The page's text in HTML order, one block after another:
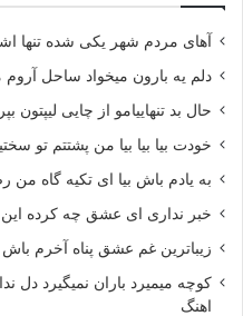
آهای مردم شهر یکی شده تنها
دلم یه بارون میخواد ساحل آروم
حال بد تنهاییامو از چایی لیپتون
خودت بیا بیا بیا من پشتتم تو
به یادم باش بیا ای تکیه گاه من
خبر نداری ای عشق چه کرده این
زیباترین غم عشق پناه آخرم باش
کوچه میمیرد باران نمیگیرد دل
اهنگ